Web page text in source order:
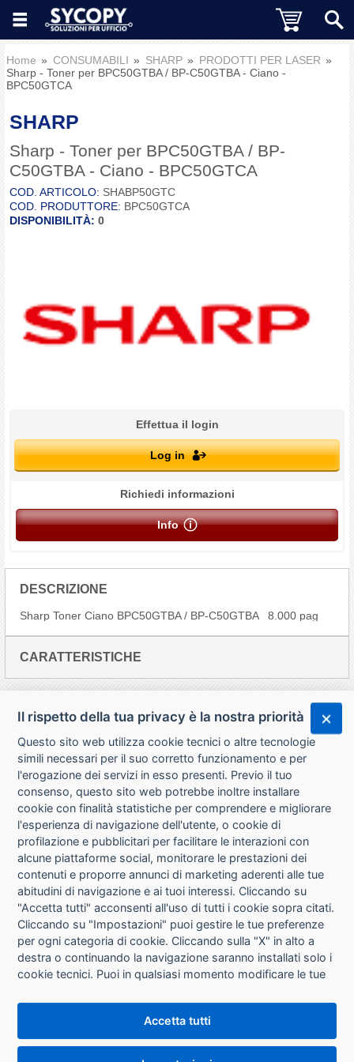
Home CONSUMABILI SHARP
PRODOTTI PER LASER
Sharp - Toner per BPC50GTBA / BP-C50GTBA - Ciano -
BPC50GTCA
SHARP
Sharp - Toner per BPC50GTBA / BP-
C50GTBA - Ciano - BPC50GTCA
COD. ARTICOLO: SHABP50GTC
COD. PRODUTTORE: BPC50GTCA
DISPONIBILITÀ: 0
Effettua il login
Log in
Richiedi informazioni
Info
DESCRIZIONE
Sharp Toner Ciano BPC50GTBA / BP-C50GTBA _8.000 pag
CARATTERISTICHE
CHI SIAMO
CONTATTI
CONDIZIONI DI VENDITA
RICHIESTA RECESSO
PRIVACY
Il rispetto della tua privacy è la nostra priorità
Questo sito web utilizza cookie tecnici o altre tecnologie
simili necessari per il suo corretto funzionamento e per
l'erogazione dei servizi in esso presenti. Previo il tuo
consenso, questo sito web potrebbe inoltre installare
cookie con finalità statistiche per comprendere e migliorare
l'esperienza di navigazione dell'utente, o cookie di
profilazione e pubblicitari per facilitare le interazioni con
alcune piattaforme social, monitorare le prestazioni dei
contenuti e proporre annunci di marketing aderenti alle tue
abitudini di navigazione e ai tuoi interessi. Cliccando su
"Accetta tutti" acconsenti all'uso di tutti i cookie sopra citati.
Cliccando su "Impostazioni" puoi gestire le tue preferenze
per ogni categoria di cookie. Cliccando sulla "X" in alto a
destra o continuando la navigazione saranno installati solo i
cookie tecnici. Puoi in qualsiasi momento modificare le tue
che si trova in fondo alle pagine del sito. Per maggiori
informazioni consulta la nostraInformativa sui cookie
Accetta tutti